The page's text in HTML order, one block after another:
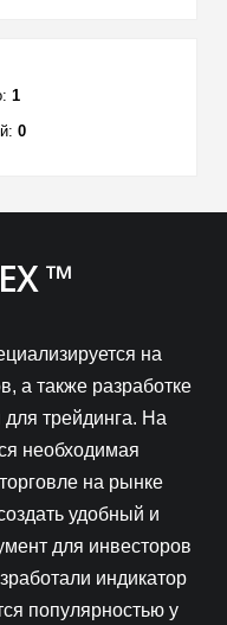
1
0
™
на
а также разработке
трейдинга. На
необходимая
на рынке
удобный и
для инвесторов
индикатор
популярностью у